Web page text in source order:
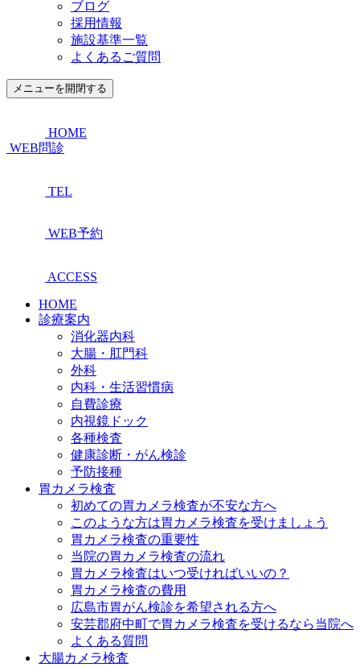
ブログ
採用情報
施設基準一覧
よくあるご質問
メニューを開閉する
HOME
WEB問診
TEL
WEB予約
ACCESS
HOME
診療案内
消化器内科
大腸・肛門科
外科
内科・生活習慣病
自費診療
内視鏡ドック
各種検査
健康診断・がん検診
予防接種
胃カメラ検査
初めての胃カメラ検査が不安な方へ
このような方は胃カメラ検査を受けましょう
胃カメラ検査の重要性
当院の胃カメラ検査の流れ
胃カメラ検査はいつ受ければいいの？
胃カメラ検査の費用
広島市胃がん検診を希望される方へ
安芸郡府中町で胃カメラ検査を受けるなら当院へ
よくある質問
大腸カメラ検査